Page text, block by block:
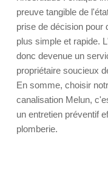
preuve tangible de
prise de décision pour
plus simple et rapide.
donc devenue un
propriétaire soucieux
En somme, choisir
canalisation Melun,
un entretien préventif
plomberie.